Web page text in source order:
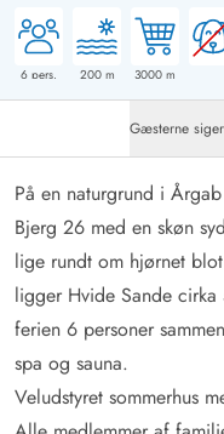
6 pers. 200m 3000 m
Gæsterne siger
På en naturgrund i
Bjerg 26 med en skøn
lige rundt om hjørnet
ligger Hvide Sande
ferien 6 personer
spa og sauna.
Veludstyret sommerhus